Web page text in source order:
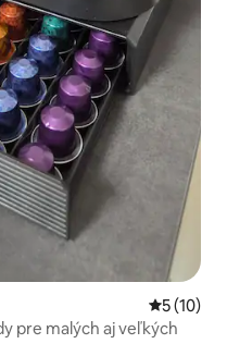
5 (10)
pre malých aj veľkých